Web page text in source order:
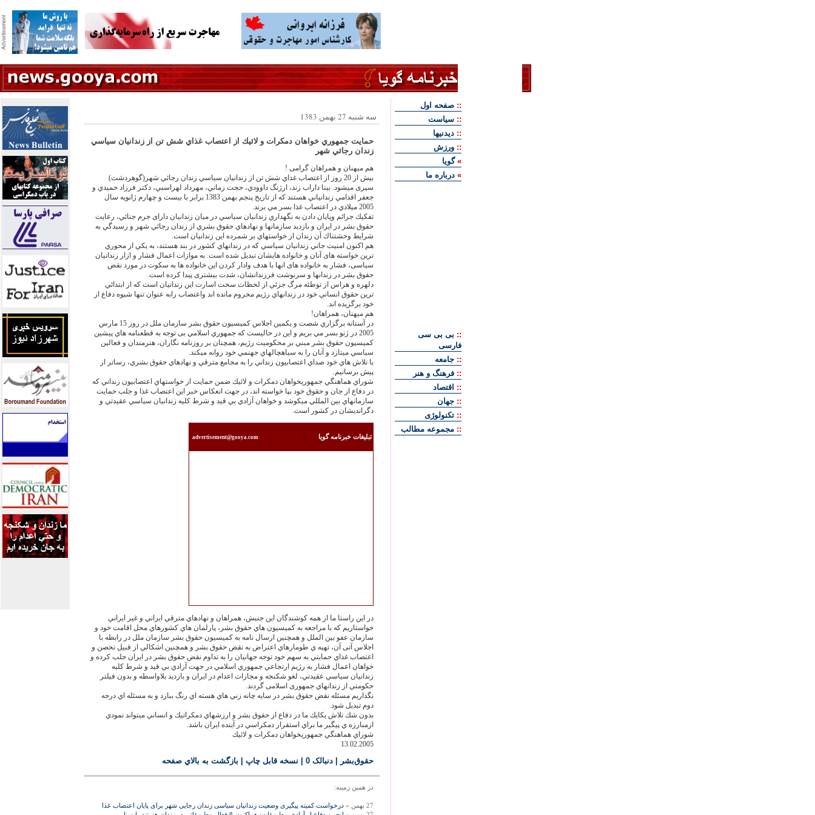
سه شنبه 27 بهمن 1383
حمايت جمهوري خواهان دمكرات و لائيك از اعتصاب غذاي شش تن از زندانيان سياسي
زندان رجائي شهر
هم ميهنان و همراهان گرامی !
بيش از 20 روز از اعتصاب غذاي شش تن از زندانيان سياسي زندان رجائي شهر(گوهردشت)
سپری ميشود. بينا داراب زند، ارژنگ داوودي، حجت زماني، مهرداد لهراسبي، دكتر فرزاد حميدي و
جعفر اقدامي زندانياني هستند كه از تاريخ پنجم بهمن 1383 برابر با بيست و چهارم ژانويه سال
2005 ميلادي در اعتصاب غذا بسر مي برند.
تفكيك جرائم وپايان دادن به نگهداري زندانيان سياسي در ميان زندانيان دارای جرم جنائي، رعايت
حقوق بشر در ايران و بازديد سازمانها و نهادهاي حقوق بشري از زندان رجائي شهر و رسيدگي به
شرايط وحشتناك آن زندان از خواستهاي بر شمرده اين زندانيان است.
هم اكنون امنيت جاني زندانيان سياسي كه در زندانهاي كشور در بند هستند، به يكي از محوري
ترين خواسته های آنان و خانواده هايشان تبديل شده است. به موازات اعمال فشار و ازار زندانيان
سياسی، فشار به خانواده های انها با هدف وادار کردن اين خانواده ها به سکوت در مورد نقض
حقوق بشر در زندانها و سرنوشت فرزندانشان، شدت بيشتری پيدا کرده است.
دلهره و هراس از توطئه مرگ جزئي از لحظات سخت اسارت اين زندانيان است كه از ابتدائي
ترين حقوق انساني خود در زندانهاي رژيم محروم مانده اند واعتصاب رابه عنوان تنها شيوه دفاع از
خود برگزيده اند.
هم ميهنان، همراهان!
در آستانه برگزاري شصت و يكمين اجلاس كميسيون حقوق بشر سازمان ملل در روز 15 مارس
2005 در ژنو بسر مي بريم و اين در حاليست كه جمهوري اسلامي بی توجه به قطعنامه هاي پيشين
كميسيون حقوق بشر مبني بر محكومیت رژيم، همچنان بر روزنامه نگاران، هنرمندان و فعالين
سياسي ميتازد و آنان را به سياهچالهاي جهنمي خود روانه ميكند.
با تلاش هاي خود صداي اعتصابيون زنداني را به مجامع مترقي و نهادهاي حقوق بشري، رساتر از
پيش برسانيم.
شوراي هماهنگي جمهوريخواهان دمكرات و لائيك ضمن حمايت از خواستهاي اعتصابيون زنداني كه
در دفاع از جان و حقوق خود بپا خواسته اند، در جهت انعكاس خبر اين اعتصاب غذا و جلب حمايت
سازمانهاي بين المللي ميكوشد و خواهان آزادي بي قيد و شرط كليه زندانيان سياسي عقيدتي و
دگرانديشان در كشور است.
تبليغات خبرنامه گويا advertisement@gooya.com
در اين راستا ما از همه كوشندگان اين جنبش، همراهان و نهادهاي مترقي ايراني و غير ايراني
خواستاريم كه با مراجعه به كميسيون هاي حقوق بشر، پارلمان هاي كشورهاي محل اقامت خود و
سازمان عفو بين الملل و همچنين ارسال نامه به كميسيون حقوق بشر سازمان ملل در رابطه با
اجلاس آتی آن، تهيه ي طومارهاي اعتراض به نقض حقوق بشر و همچنين اشكالي از قبيل تحصن و
اعتصاب غذاي حمايتي به سهم خود توجه جهانيان را به تداوم نقض حقوق بشر در ايران جلب كرده و
خواهان اعمال فشار به رژيم ارتجاعي جمهوري اسلامي در جهت آزادي بي قيد و شرط كليه
زندانيان سياسي عقيدتي، لغو شكنجه و مجازات اعدام در ايران و بازديد بلاواسطه و بدون فيلتر
حكومتي از زندانهاي جمهوری اسلامی گردند.
نگذاريم مسئله نقض حقوق بشر در سايه چانه زني هاي هسته اي رنگ ببازد و به مسئله اي درجه
دوم تبديل شود.
بدون شك تلاش يكايك ما در دفاع از حقوق بشر و ارزشهاي دمكراتيك و انساني ميتواند نمودي
ازمبارزه ي پيگير ما براي استقرار دمكراسي در آينده ايران باشد.
شوراي هماهنگي جمهوريخواهان دمكرات و لائيك
13.02.2005
حقوق‌بشر | دنبالک 0 نسخه قابل چاپ بازگشت به بالاي صفحه
در همين زمينه:
27 بهمن »
درخواست کمیته پیگیری وضعیت زندانیان سیاسی زندان رجایی شهر برای پایان اعتصاب غذا
:: صفحه اول
:: سياست
:: ديدنيها
:: ورزش
»گويا
» درباره ما
:: بی بی سی
فارسی
:: جامعه
:: فرهنگ و هنر
:: اقتصاد
:: جهان
:: تکنولوژی
:: مجموعه مطالب